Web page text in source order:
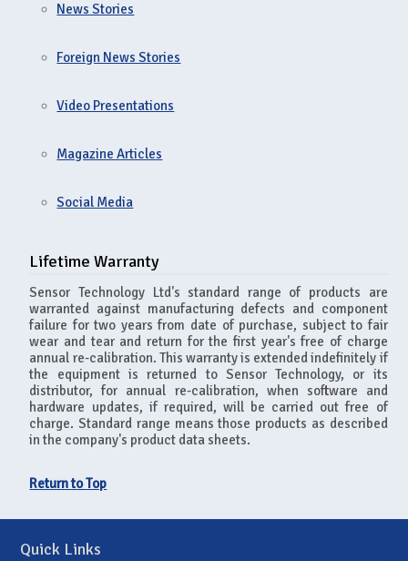
News Stories
Foreign News Stories
Video Presentations
Magazine Articles
Social Media
Lifetime Warranty
Sensor Technology Ltd's standard range of products are
warranted against manufacturing defects and component
failure for two years from date of purchase, subject to fair
wear and tear and return for the first year's free of charge
annual re-calibration. This warranty is extended indefinitely if
the equipment is returned to Sensor Technology, or its
distributor, for annual re-calibration, when software and
hardware updates, if required, will be carried out free of
charge. Standard range means those products as described
in the company's product data sheets.
Return to Top
Quick Links